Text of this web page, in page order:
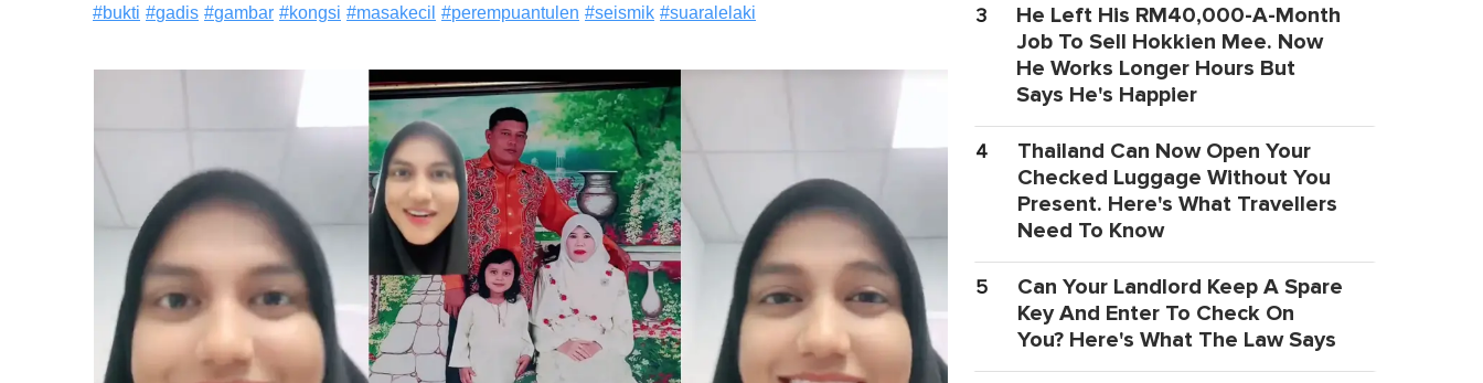
#bukti #gadis #gambar #kongsi #masakecil #perempuantulen #seismik #suaralelaki 3
He Left His RM40,000-A-Month
Job To Sell Hokkien Mee. Now
He Works Longer Hours But
Says He's Happier
4
Thailand Can Now Open Your
Checked Luggage Without You
Present. Here's What Travellers
Need To Know
5
Can Your Landlord Keep A Spare
Key And Enter To Check On
You? Here's What The Law Says